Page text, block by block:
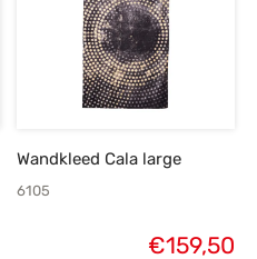
€825,-.
Wandkleed Cala large
6105
€159,50